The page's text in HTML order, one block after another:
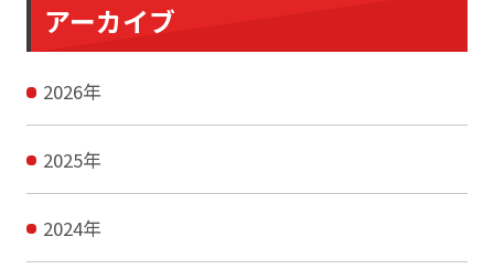
アーカイブ
2026年
2025年
2024年